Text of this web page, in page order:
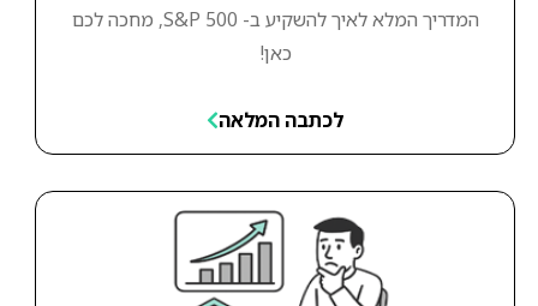
המדריך המלא לאיך להשקיע ב- S&P 500, מחכה לכם
כאן!
לכתבה המלאה